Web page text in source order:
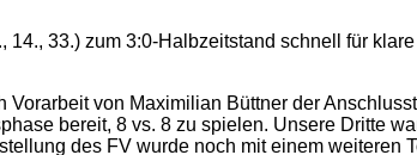
33.) zum 3:0-Halbzeitstand schnell für
von Maximilian Büttner der
bereit, 8 vs. 8 zu spielen. Unsere Dritte
des FV wurde noch mit einem weiteren